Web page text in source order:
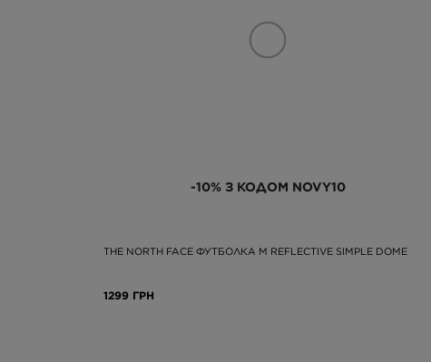
-10% З КОДОМ NOVY10
THE NORTH FACE ФУТБОЛКА M REFLECTIVE SIMPLE DOME
1299 ГРН